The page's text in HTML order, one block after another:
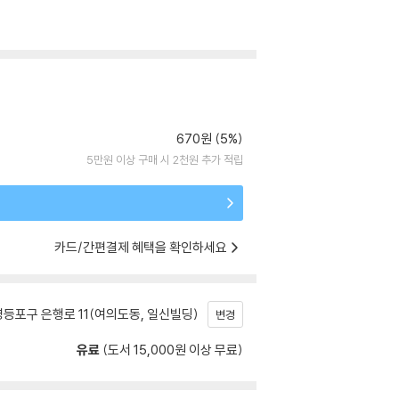
670원 (5%)
5만원 이상 구매 시 2천원 추가 적립
카드/간편결제 혜택을 확인하세요
포구 은행로 11(여의도동, 일신빌딩) 변경
유료 (도서 15,000원 이상 무료)